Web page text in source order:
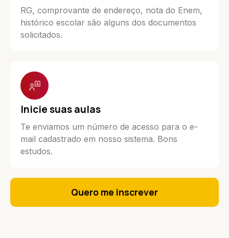
RG, comprovante de endereço, nota do Enem,
histórico escolar são alguns dos documentos
solicitados.
Inicie suas aulas
Te enviamos um número de acesso para o e-
mail cadastrado em nosso sistema. Bons
estudos.
Quero me inscrever